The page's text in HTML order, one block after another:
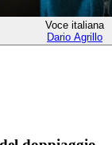
Voce italiana
Dario Agrillo